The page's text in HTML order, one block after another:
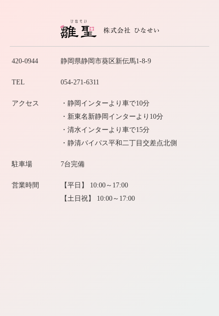
420-0944 静岡県静岡市葵区新伝馬1-8-9
TEL 054-271-6311
アクセス
・静岡インターより車で10分
・新東名新静岡インターより10分
・清水インターより車で15分
・静清バイパス平和二丁目交差点北側
駐車場 7台完備
営業時間
【平日】 10:00～17:00
【土日祝】 10:00～17:00